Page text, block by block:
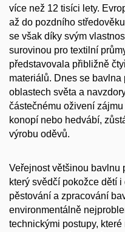
více než 12 tisíci lety.
až do pozdního
se však díky svým
surovinou pro textilní
představovala přibližně
materiálů. Dnes se
oblastech světa a
částečnému oživení
konopí nebo hedvábí,
výrobu oděvů.
Veřejnost většinou bavlnu
který svědčí pokožce dětí
pěstování a zpracování
environmentálně
technickými postupy,